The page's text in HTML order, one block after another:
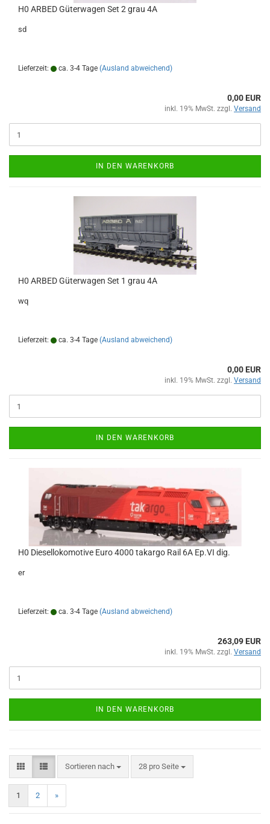
H0 ARBED Güterwagen Set 2 grau 4A
sd
Lieferzeit: ca. 3-4 Tage (Ausland abweichend)
0,00 EUR
inkl. 19% MwSt. zzgl. Versand
IN DEN WARENKORB
H0 ARBED Güterwagen Set 1 grau 4A
wq
Lieferzeit: ca. 3-4 Tage (Ausland abweichend)
0,00 EUR
inkl. 19% MwSt. zzgl. Versand
IN DEN WARENKORB
H0 Diesellokomotive Euro 4000 takargo Rail 6A Ep.VI dig.
er
Lieferzeit: ca. 3-4 Tage (Ausland abweichend)
263,09 EUR
inkl. 19% MwSt. zzgl. Versand
IN DEN WARENKORB
Sortieren nach
Sortieren nach 28 pro Seite
pro Seite
1 2 »